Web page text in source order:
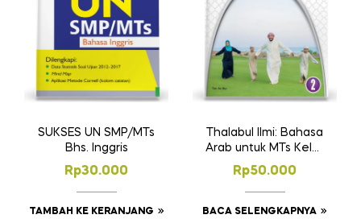
SUKSES UN SMP/MTs
Bhs. Inggris
Rp30.000
TAMBAH KE KERANJANG
Thalabul Ilmi: Bahasa
Arab untuk MTs Kelas
VIII
Rp50.000
BACA SELENGKAPNYA